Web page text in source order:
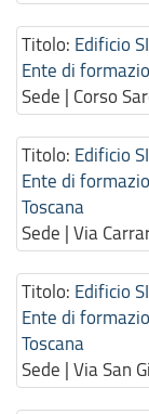
Titolo: Edificio
Ente di
Sede | Corso
Titolo: Edificio
Ente di
Toscana
Sede | Via
Titolo: Edificio
Ente di
Toscana
Sede | Via San